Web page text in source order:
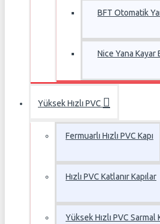
BFT Otomatik
Nice Yana Kayar
Yüksek Hızlı PVC
Fermuarlı Hızlı PVC Kapı
Hızlı PVC Katlanır Kapılar
Yüksek Hızlı PVC Sarmal